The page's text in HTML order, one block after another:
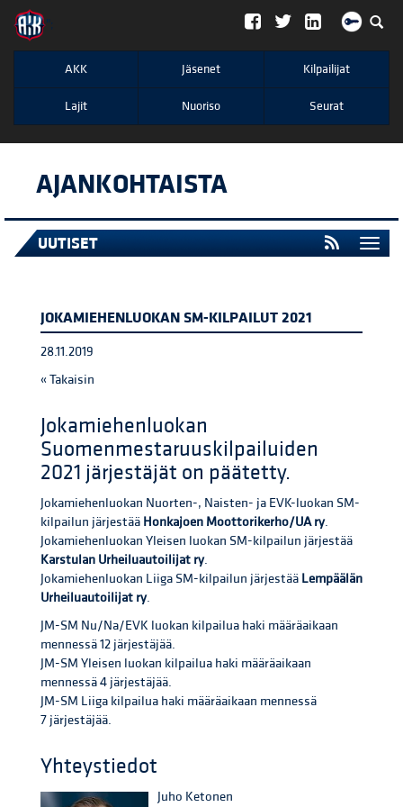
";
AKK Jäsenet Kilpailijat
Lajit Nuoriso Seurat
AJANKOHTAISTA
UUTISET
JOKAMIEHENLUOKAN SM-KILPAILUT 2021
28.11.2019
« Takaisin
Jokamiehenluokan
Suomenmestaruuskilpailuiden
2021 järjestäjät on päätetty.
Jokamiehenluokan Nuorten-, Naisten- ja EVK-luokan SM-
kilpailun järjestää Honkajoen Moottorikerho/UA ry.
Jokamiehenluokan Yleisen luokan SM-kilpailun järjestää
Karstulan Urheiluautoilijat ry.
Jokamiehenluokan Liiga SM-kilpailun järjestää Lempäälän
Urheiluautoilijat ry.
JM-SM Nu/Na/EVK luokan kilpailua haki määräaikaan
mennessä 12 järjestäjää.
JM-SM Yleisen luokan kilpailua haki määräaikaan
mennessä 4 järjestäjää.
JM-SM Liiga kilpailua haki määräaikaan mennessä
7 järjestäjää.
Yhteystiedot
Juho Ketonen